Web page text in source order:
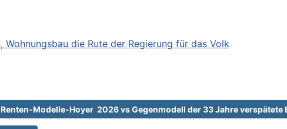
Wohnungsnot, Mieten, Wohnungsbau die Rute der Regierung für das Volk
Renten-Modelle-Hoyer 2026 vs Gegenmodell der 33 Jahre